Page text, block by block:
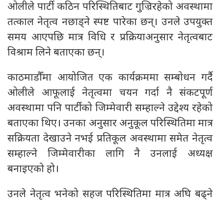
ओलीले पार्टी कठिन परिस्थितिबाट गुज्रिरहेको अवस्थामा
तत्काल नेतृत्व नछाड्ने स्पष्ट पारेका छन्। उनले उपयुक्त
समय आएपछि मात्र विधि र प्रक्रियाअनुसार नेतृत्वबाट
विश्राम लिने बताएका छन्।
काठमाडौँमा आयोजित एक कार्यक्रममा सम्बोधन गर्दै
ओलीले आफूलाई नेतृत्वमा चयन गर्दा नै संकटपूर्ण
अवस्थामा पनि पार्टीको जिम्मेवारी सम्हाल्ने उद्देश्य रहेको
बताएका थिए। उनका अनुसार अनुकूल परिस्थितिमा मात्र
सक्रियता देखाउने नभई प्रतिकूल अवस्थामा समेत नेतृत्व
सम्हाल्ने जिम्मेवारीका लागि नै उनलाई अध्यक्ष
बनाइएको हो।
उनले नेतृत्व भनेको सहज परिस्थितिमा मात्र अघि बढ्ने